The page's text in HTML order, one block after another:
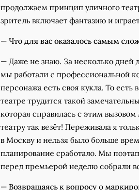
продолжаем принцип уличного
зритель включает фантазию и
— Что для вас оказалось самым
— Даже не знаю. За несколько дней
мы работали с профессиональной
персонажа есть своя кукла. То есть
театре трудится такой
которая справилась с этим
театру так везёт! Переживала я
в Москву и нельзя было больше
планирование сработало. Мы
перед премьерой неделю собрали
— Возвращаясь к вопросу о